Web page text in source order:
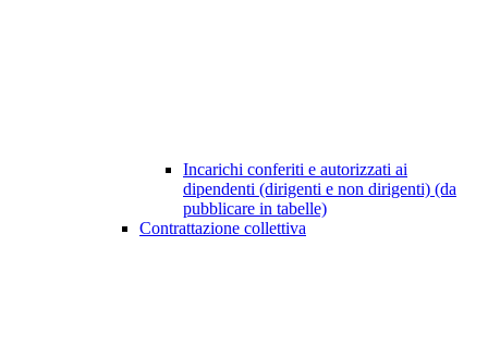
Incarichi conferiti e autorizzati ai
dipendenti (dirigenti e non dirigenti) (da
pubblicare in tabelle)
Contrattazione collettiva